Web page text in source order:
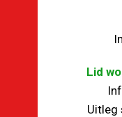
Lid
Uitleg